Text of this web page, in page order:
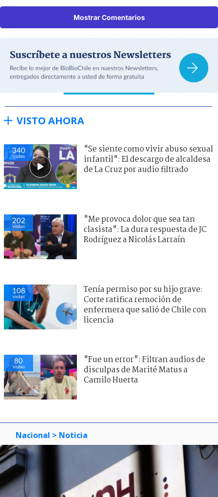
Mostrar Comentarios
VISTO AHORA
340
visitas
"Se siente como vivir abuso sexual
infantil": El descargo de alcaldesa
de La Cruz por audio filtrado
202
visitas
"Me provoca dolor que sea tan
clasista": La dura respuesta de JC
Rodríguez a Nicolás Larraín
108
visitas
Tenía permiso por su hijo grave:
Corte ratifica remoción de
enfermera que salió de Chile con
licencia
80
visitas
"Fue un error": Filtran audios de
disculpas de Marité Matus a
Camilo Huerta
Nacional > Noticia